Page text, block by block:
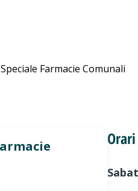
Farmacie Comunali